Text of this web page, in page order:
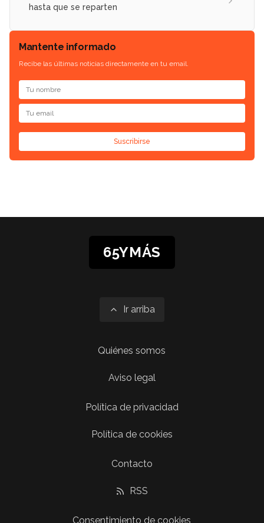
hasta que se reparten
Mantente informado
Recibe las últimas noticias directamente en tu email.
Suscribirse
65YMÁS
Ir arriba
Quiénes somos
Aviso legal
Política de privacidad
Política de cookies
Contacto
RSS
Consentimiento de cookies